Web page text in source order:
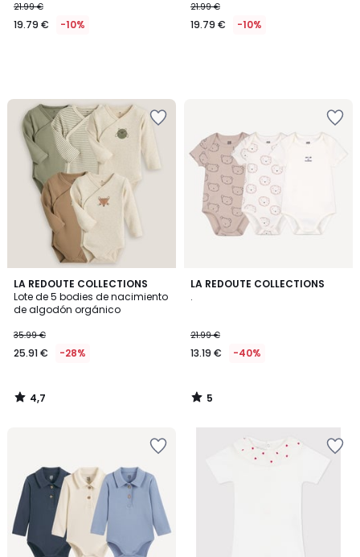
21.99 €
19.79 € -10%
21.99 €
19.79 € -10%
LA REDOUTE COLLECTIONS
Lote de 5 bodies de nacimiento
de algodón orgánico
35.99 €
25.91 € -28%
4,7
/ 5
4,7
/
LA REDOUTE COLLECTIONS
.
21.99 €
13.19 € -40%
5
5
/